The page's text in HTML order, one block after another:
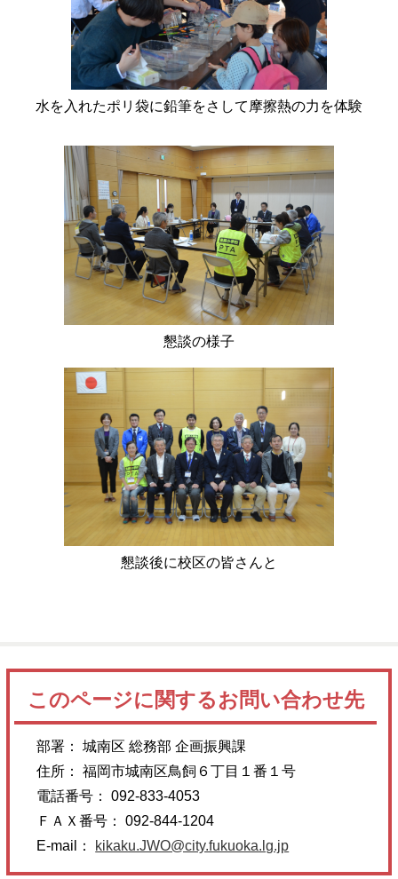
水を入れたポリ袋に鉛筆をさして摩擦熱の力を体験
懇談の様子
懇談後に校区の皆さんと
このページに関するお問い合わせ先
部署： 城南区 総務部 企画振興課
住所： 福岡市城南区鳥飼６丁目１番１号
電話番号： 092-833-4053
ＦＡＸ番号： 092-844-1204
E-mail：
kikaku.JWO@city.fukuoka.lg.jp